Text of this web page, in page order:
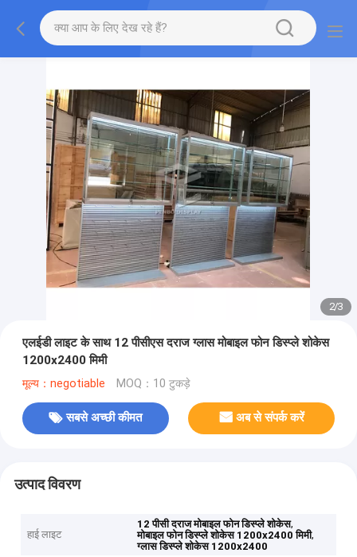
2/3
एलईडी लाइट के साथ 12 पीसीएस दराज ग्लास मोबाइल फोन डिस्प्ले शोकेस
1200x2400 मिमी
मूल्य：negotiable MOQ：10 टुकड़े
सबसे अच्छी कीमत अब से संपर्क करें
उत्पाद विवरण
हाई लाइट
12 पीसी दराज मोबाइल फोन डिस्प्ले शोकेस,
मोबाइल फोन डिस्प्ले शोकेस 1200x2400 मिमी,
ग्लास डिस्प्ले शोकेस 1200x2400